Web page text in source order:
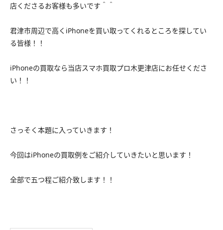
店くださるお客様も多いです＾＾
君津市周辺で高くiPhoneを買い取ってくれるところを探してい
る皆様！！
iPhoneの買取なら当店スマホ買取プロ木更津店にお任せくださ
い！！
さっそく本題に入っていきます！
今回はiPhoneの買取例をご紹介していきたいと思います！
全部で五つ程ご紹介致します！！